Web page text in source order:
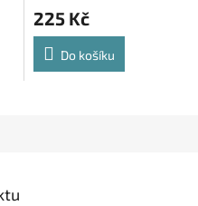
225 Kč
Do košíku